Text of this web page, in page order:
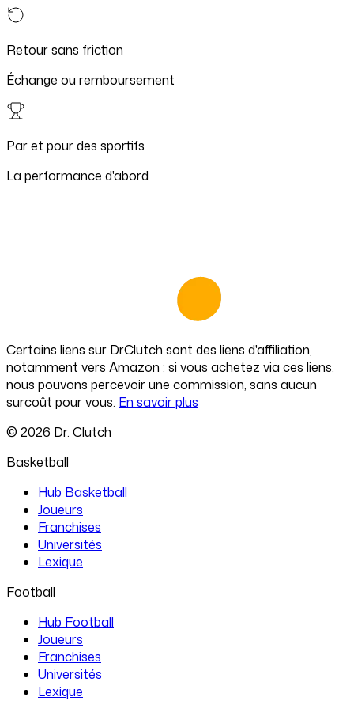
Retour sans friction
Échange ou remboursement
Par et pour des sportifs
La performance d'abord
Certains liens sur DrClutch sont des liens d'affiliation,
notamment vers Amazon : si vous achetez via ces liens,
nous pouvons percevoir une commission, sans aucun
surcoût pour vous. En savoir plus
© 2026 Dr. Clutch
Basketball
Hub Basketball
Joueurs
Franchises
Universités
Lexique
Football
Hub Football
Joueurs
Franchises
Universités
Lexique